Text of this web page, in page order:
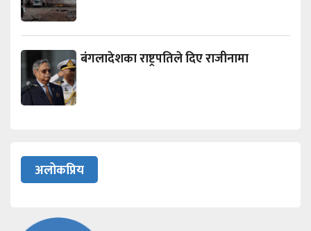
बंगलादेशका राष्ट्रपतिले दिए राजीनामा
अलोकप्रिय